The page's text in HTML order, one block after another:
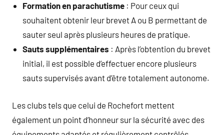
Formation en parachutisme : Pour ceux qui
souhaitent obtenir leur brevet A ou B permettant de
sauter seul après plusieurs heures de pratique.
Sauts supplémentaires : Après l’obtention du brevet
initial, il est possible d’effectuer encore plusieurs
sauts supervisés avant d’être totalement autonome.
Les clubs tels que celui de Rochefort mettent
également un point d’honneur sur la sécurité avec des